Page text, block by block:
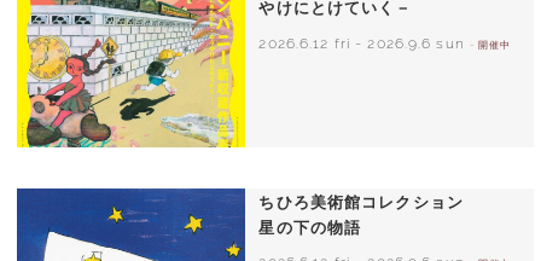
やけにとけていく－
2026.6.12 fri - 2026.9.6 sun - 開催中
ちひろ美術館コレクション
星の下の物語